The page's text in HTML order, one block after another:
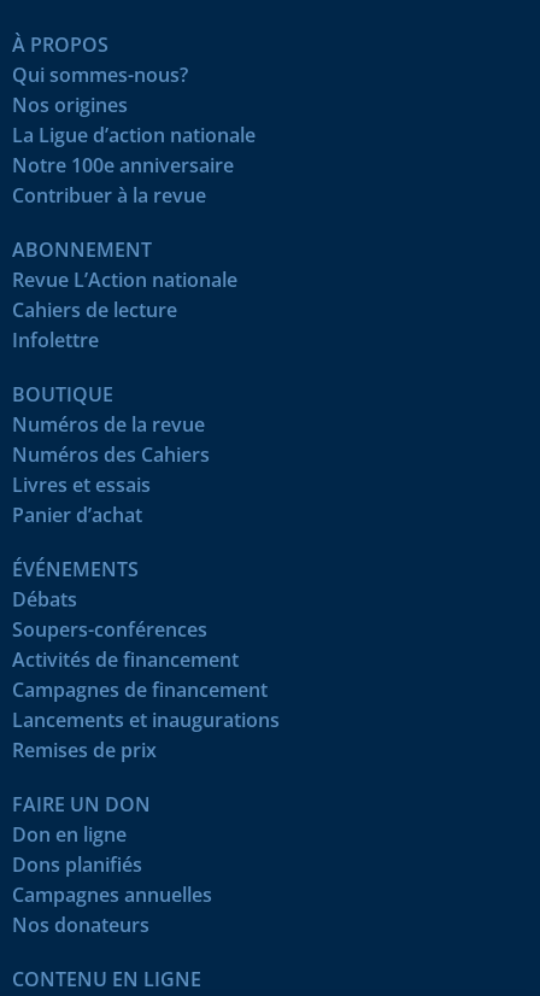
À PROPOS
Qui sommes-nous?
Nos origines
La Ligue d’action nationale
Notre 100e anniversaire
Contribuer à la revue
ABONNEMENT
Revue L’Action nationale
Cahiers de lecture
Infolettre
BOUTIQUE
Numéros de la revue
Numéros des Cahiers
Livres et essais
Panier d’achat
ÉVÉNEMENTS
Débats
Soupers-conférences
Activités de financement
Campagnes de financement
Lancements et inaugurations
Remises de prix
FAIRE UN DON
Don en ligne
Dons planifiés
Campagnes annuelles
Nos donateurs
CONTENU EN LIGNE